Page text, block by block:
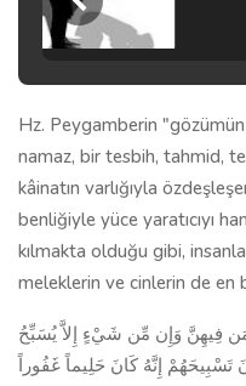
Hz. Peygamberin "gözümün
namaz, bir tesbih, tahmid,
kâinatın varlığıyla
benliğiyle yüce yaratıcıyı
kılmakta olduğu gibi,
meleklerin ve cinlerin de en
فِيهِنَّ وَإِن مِّن شَيْءٍ إِلاَّ يُسَبِّحُ
تَسْبِيحَهُمْ إِنَّهُ كَانَ حَلِيماً غَفُوراً